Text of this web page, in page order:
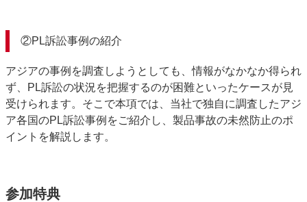
②PL訴訟事例の紹介
アジアの事例を調査しようとしても、情報がなかなか得られ
ず、PL訴訟の状況を把握するのが困難といったケースが見
受けられます。そこで本項では、当社で独自に調査したアジ
ア各国のPL訴訟事例をご紹介し、製品事故の未然防止のポ
イントを解説します。
参加特典